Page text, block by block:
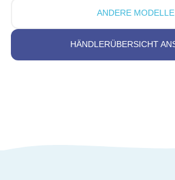
ANDERE MODELLE
HÄNDLERÜBERSICHT